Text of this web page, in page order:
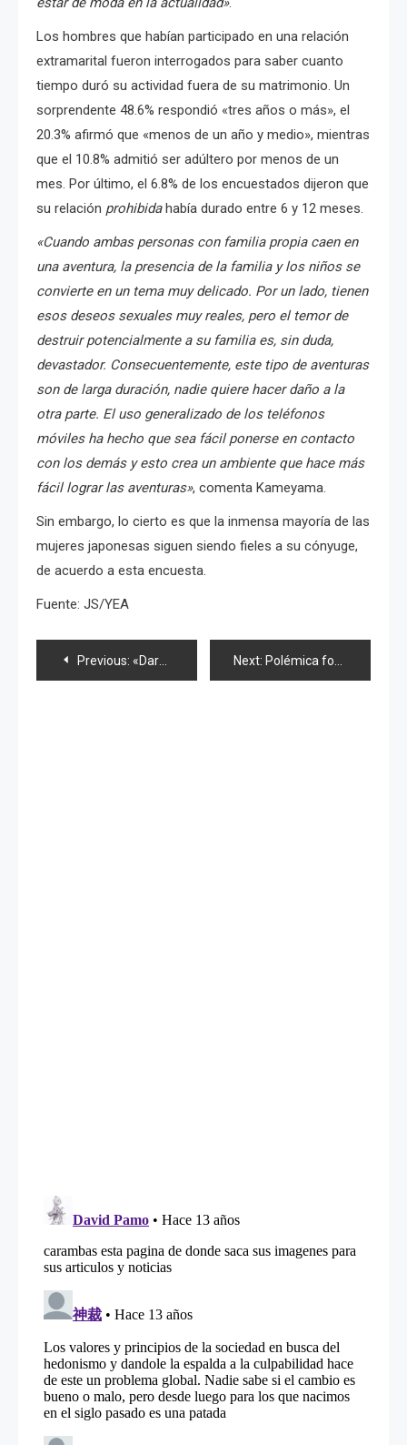
Los hombres que habían participado en una relación
extramarital fueron interrogados para saber cuanto
tiempo duró su actividad fuera de su matrimonio. Un
sorprendente 48.6% respondió «tres años o más», el
20.3% afirmó que «menos de un año y medio», mientras
que el 10.8% admitió ser adúltero por menos de un
mes. Por último, el 6.8% de los encuestados dijeron que
su relación prohibidahabía durado entre 6 y 12 meses.
«Cuando ambas personas con familia propia caen en
una aventura, la presencia de la familia y los niños se
convierte en un tema muy delicado. Por un lado, tienen
esos deseos sexuales muy reales, pero el temor de
destruir potencialmente a su familia es, sin duda,
devastador. Consecuentemente, este tipo de aventuras
son de larga duración, nadie quiere hacer daño a la
otra parte. El uso generalizado de los teléfonos
móviles ha hecho que sea fácil ponerse en contacto
con los demás y esto crea un ambiente que hace más
fácil lograr las aventuras», comenta Kameyama.
Sin embargo, lo cierto es que la inmensa mayoría de las
mujeres japonesas siguen siendo fieles a su cónyuge,
de acuerdo a esta encuesta.
Fuente: JS/YEA
Navegación
Previous: «Daruma», el amuleto de año nuevo preferido para la buena suerte Next: Polémica foto de Kasai, Tomochin «conductora» y sencillo 30 de AKB48